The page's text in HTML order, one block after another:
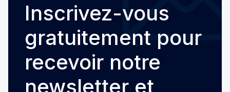
Inscrivez-vous
gratuitement pour
recevoir notre
newsletter et